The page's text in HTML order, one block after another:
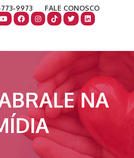
9973
FALE CONOSCO
NA